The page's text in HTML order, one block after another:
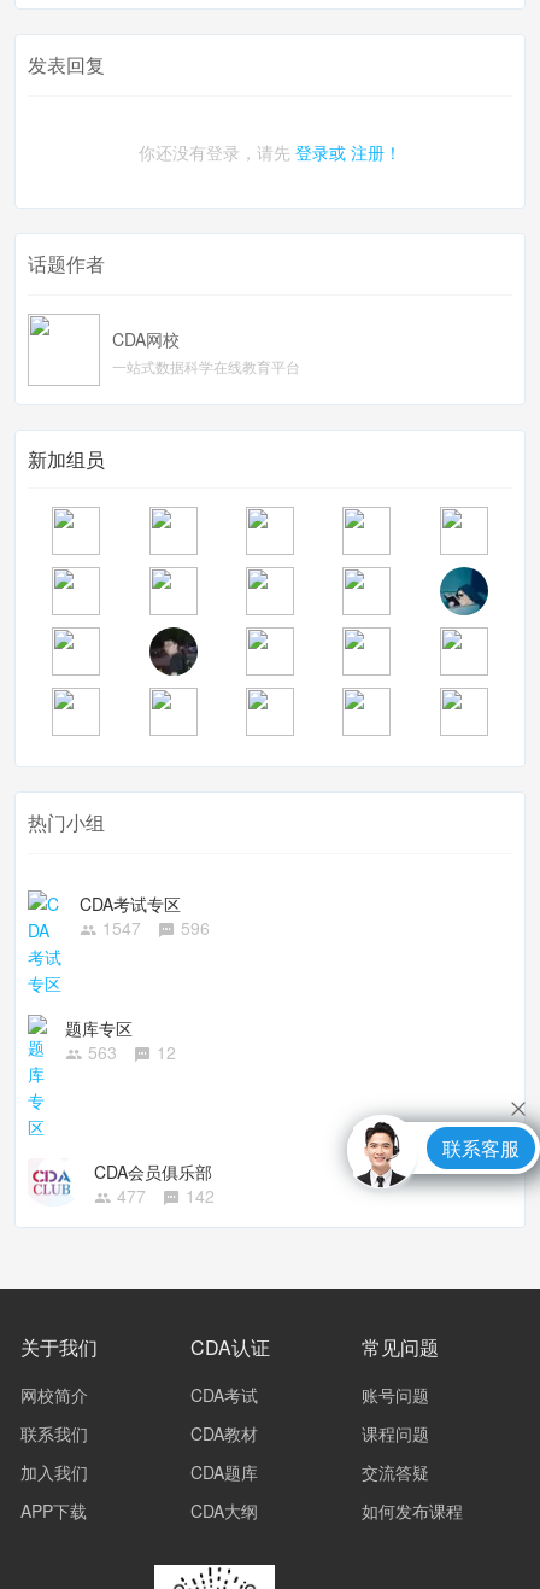
发表回复
你还没有登录，请先 登录或 注册！
话题作者
CDA网校
一站式数据科学在线教育平台
新加组员
热门小组
CDA考试专区
1547
596
题库专区
563
12
CDA会员俱乐部
477
142
关于我们
网校简介
联系我们
加入我们
APP下载
CDA认证
CDA考试
CDA教材
CDA题库
CDA大纲
常见问题
账号问题
课程问题
交流答疑
如何发布课程
联系客服